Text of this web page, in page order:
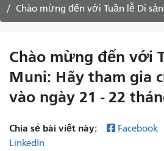
Chào mừng đến với Tuần lễ Di sản Muni: Hãy tham gia
Chào mừng đến với
Muni: Hãy tham gia
vào ngày 21 - 22
Chia sẻ bài viết này: Facebook
LinkedIn